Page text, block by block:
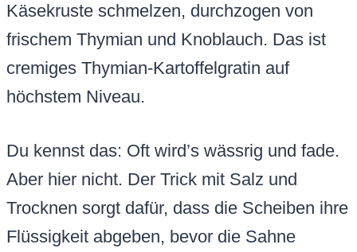
Käsekruste schmelzen, durchzogen von
frischem Thymian und Knoblauch. Das ist
cremiges Thymian-Kartoffelgratin auf
höchstem Niveau.
Du kennst das: Oft wird’s wässrig und fade.
Aber hier nicht. Der Trick mit Salz und
Trocknen sorgt dafür, dass die Scheiben ihre
Flüssigkeit abgeben, bevor die Sahne